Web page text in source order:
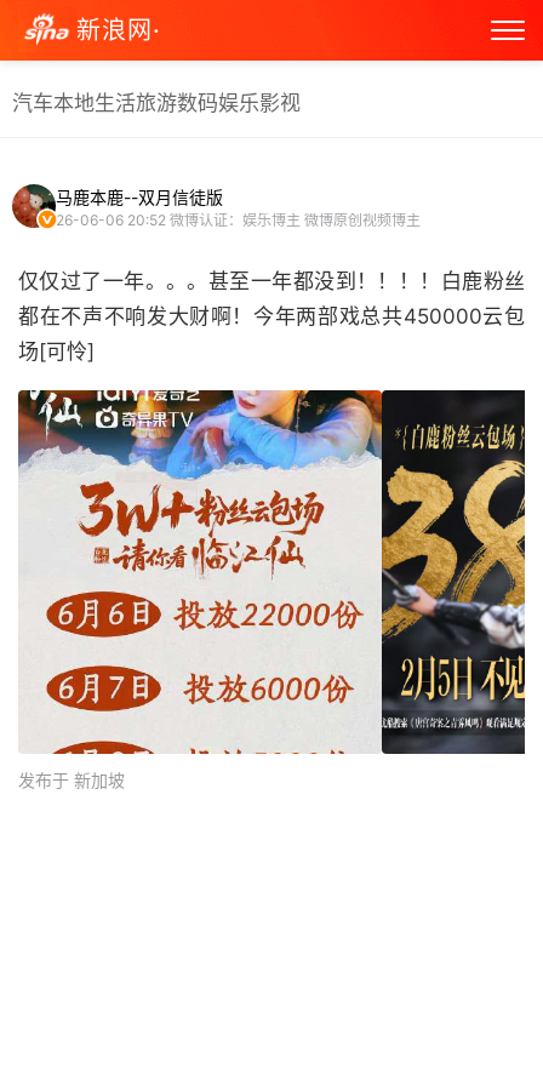
新浪网·
汽车本地生活旅游数码娱乐影视
马鹿本鹿--双月信徒版
26-06-06 20:52 微博认证：娱乐博主 微博原创视频博主
仅仅过了一年。。。甚至一年都没到！！！！白鹿粉丝
都在不声不响发大财啊！今年两部戏总共450000云包
场[可怜] ​
发布于 新加坡